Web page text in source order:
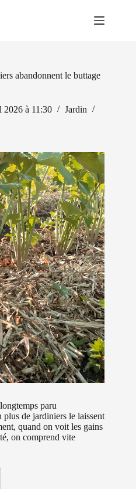
abandonnent le buttage
2026 à 11:30
Jardin
paru
plus de jardiniers le laissent
quand on voit les gains
on comprend vite